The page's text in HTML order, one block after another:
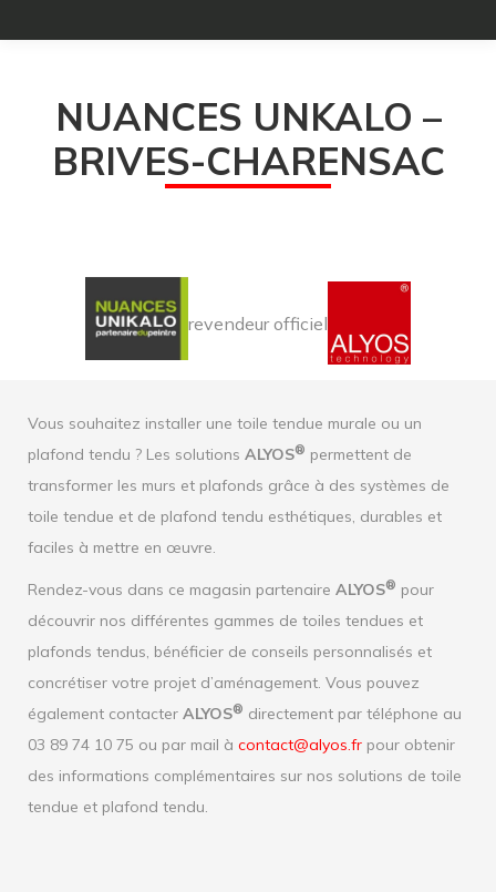
NUANCES UNKALO –
BRIVES-CHARENSAC
revendeur officiel
Vous souhaitez installer une toile tendue murale ou un
plafond tendu ? Les solutions ALYOS® permettent de
transformer les murs et plafonds grâce à des systèmes de
toile tendue et de plafond tendu esthétiques, durables et
faciles à mettre en œuvre.
Rendez-vous dans ce magasin partenaire ALYOS® pour
découvrir nos différentes gammes de toiles tendues et
plafonds tendus, bénéficier de conseils personnalisés et
concrétiser votre projet d’aménagement. Vous pouvez
également contacter ALYOS® directement par téléphone au
03 89 74 10 75 ou par mail à contact@alyos.fr pour obtenir
des informations complémentaires sur nos solutions de toile
tendue et plafond tendu.